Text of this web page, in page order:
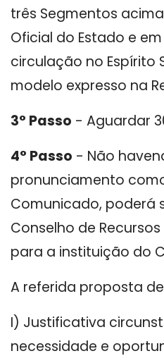
três Segmentos
Oficial do Estado e
circulação no Espírito
modelo expresso na
3° Passo - Aguardar
4° Passo - Não
pronunciamento
Comunicado, poderá
Conselho de
para a instituição do
A referida proposta
I) Justificativa
necessidade e